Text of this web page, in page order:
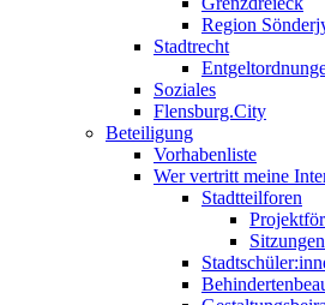
Region
Stadtrecht
Soziales
Flensburg.City
Beteiligung
Vorhabenliste
Wer vertritt meine
Stadtteilforen